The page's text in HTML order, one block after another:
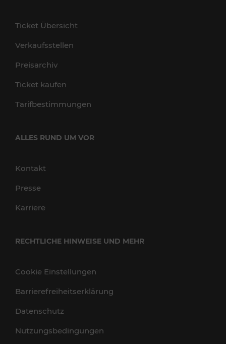
Ticket Übersicht
Verkaufsstellen
Preisarchiv
Ticket kaufen
Tarifbestimmungen
ALLES RUND UM VOR
Kontakt
Presse
Karriere
RECHTLICHE HINWEISE UND MEHR
Cookie Einstellungen
Barrierefreiheitserklärung
Datenschutz
Nutzungsbedingungen